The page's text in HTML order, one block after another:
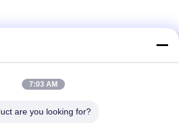
Shishan Kasabası (Endüstriyel
7:03 AM
are you looking for?